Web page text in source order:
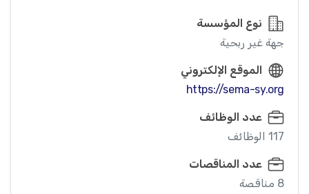
نوع المؤسسة
جهة غير ربحية
الموقع الإلكتروني
https://sema-sy.org
عدد الوظائف
117 الوظائف
عدد المناقصات
8 مناقصة